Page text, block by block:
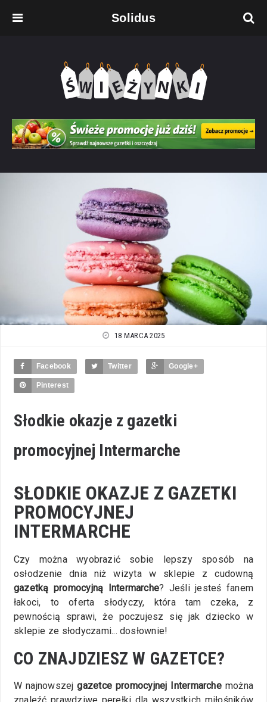
Solidus
18 MARCA 2025
Facebook Twitter Google+
Pinterest
Słodkie okazje z gazetki
promocyjnej Intermarche
SŁODKIE OKAZJE Z GAZETKI
PROMOCYJNEJ
INTERMARCHE
Czy można wyobrazić sobie lepszy sposób na
osłodzenie dnia niż wizyta w sklepie z cudowną
gazetką promocyjną Intermarche? Jeśli jesteś fanem
łakoci, to oferta słodyczy, która tam czeka, z
pewnością sprawi, że poczujesz się jak dziecko w
sklepie ze słodyczami... dosłownie!
CO ZNAJDZIESZ W GAZETCE?
W najnowszejgazetce promocyjnej Intermarchemożna